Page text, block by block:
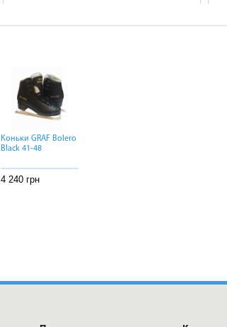
Коньки GRAF Bolero
Black 41-48
4 240 грн